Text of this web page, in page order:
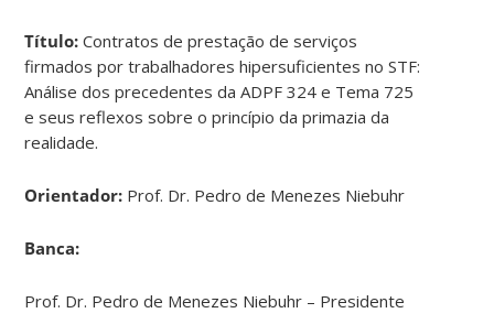
Título:Contratos de prestação de serviços
firmados por trabalhadores hipersuficientes no STF:
Análise dos precedentes da ADPF 324 e Tema 725
e seus reflexos sobre o princípio da primazia da
realidade.
Orientador: Prof. Dr. Pedro de Menezes Niebuhr
Banca:
Prof. Dr. Pedro de Menezes Niebuhr – Presidente